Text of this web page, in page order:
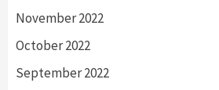
November 2022
October 2022
September 2022